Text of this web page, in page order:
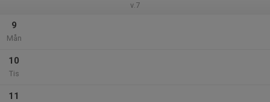
v.7
9
Mån
10
Tis
11